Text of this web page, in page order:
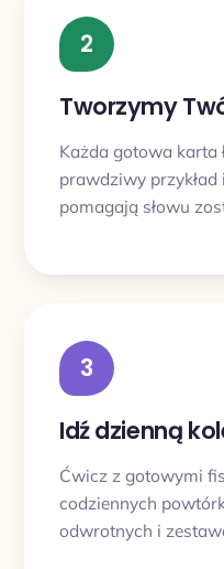
2
Tworzymy
Każda gotowa karta
prawdziwy przykład
pomagają słowu
3
Idź dzienną
Ćwicz z gotowymi
codziennych
odwrotnych i